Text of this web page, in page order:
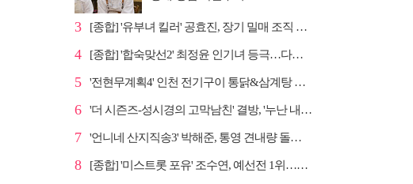
3 [종합] '유부녀 킬러' 공효진, 장기 밀매 조직 소탕…4...
4 [종합] '합숙맞선2' 최정윤 인기녀 등극…다음주 마지막...
5 '전현무계획4' 인천 전기구이 통닭&삼계탕 노포 맛집 탐방
6 '더 시즌즈-성시경의 고막남친' 결방, '누난 내게 여자...
7 '언니네 산지직송3' 박해준, 통영 견내량 돌미역 조업 ...
8 [종합] '미스트롯 포유' 조수연, 예선전 1위…신윤승 지...